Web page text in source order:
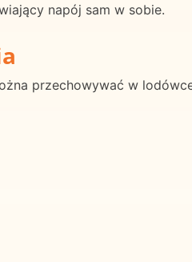
napój sam w sobie.
przechowywać w